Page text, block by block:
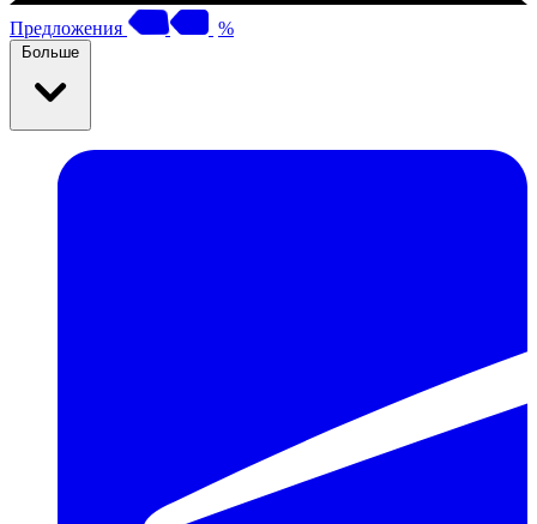
Предложения %
Больше